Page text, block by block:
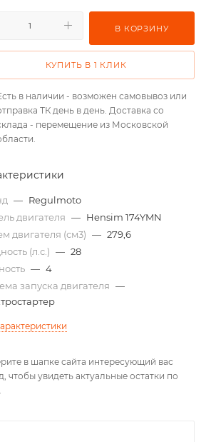
В КОРЗИНУ
КУПИТЬ В 1 КЛИК
в наличии - возможен самовывоз или
ТК день в день. Доставка со
- перемещение из Московской
— Regulmoto
двигателя — Hensim 174YMN
двигателя (см3) — 279,6
(л.с.) — 28
— 4
запуска двигателя —
в шапке сайта интересующий вас
чтобы увидеть актуальные остатки по